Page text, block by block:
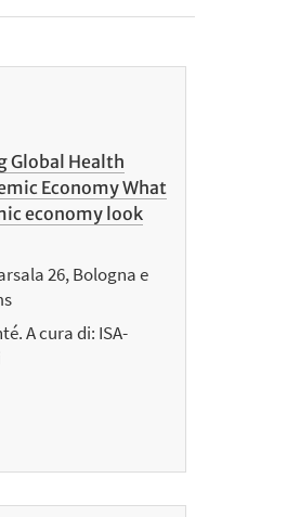
Global Health
Economy What
economy look
26, Bologna e
A cura di: ISA-